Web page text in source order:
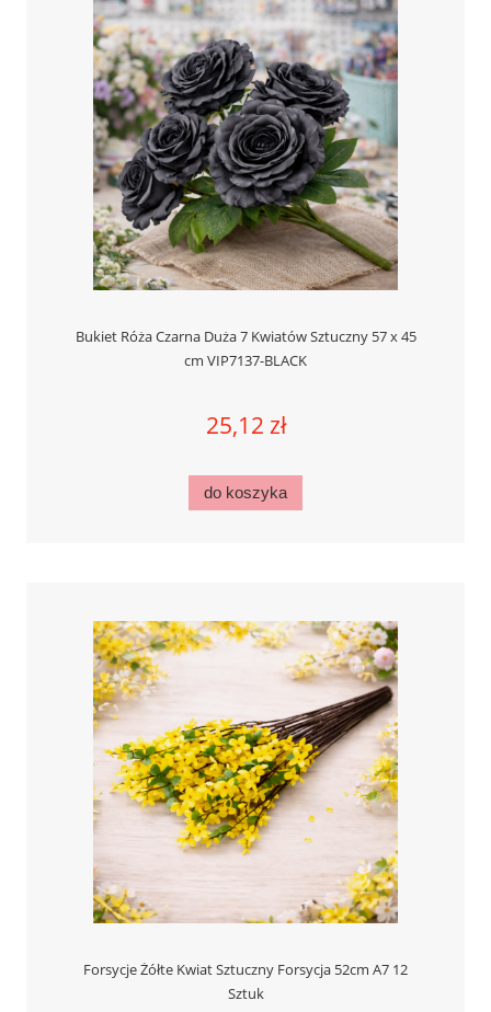
Bukiet Róża Czarna Duża 7 Kwiatów Sztuczny 57 x 45
cm VIP7137-BLACK
25,12 zł
do koszyka
Forsycje Żółte Kwiat Sztuczny Forsycja 52cm A7 12
Sztuk